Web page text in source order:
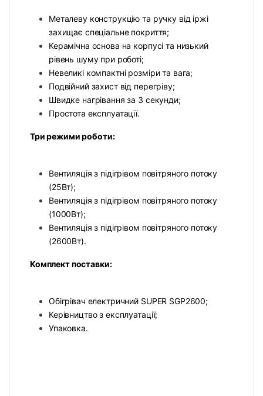
Металеву конструкцію та ручку від іржі
захищає спеціальне покриття;
Керамічна основа на корпусі та низький
рівень шуму при роботі;
Невеликі компактні розміри та вага;
Подвійний захист від перегріву;
Швидке нагрівання за 3 секунди;
Простота експлуатації.
Три режими роботи:
Вентиляція з підігрівом повітряного потоку
(25Вт);
Вентиляція з підігрівом повітряного потоку
(1000Вт);
Вентиляція з підігрівом повітряного потоку
(2600Вт).
Комплект поставки:
Обігрівач електричний SUPER SGP2600;
Керівництво з експлуатації;
Упаковка.